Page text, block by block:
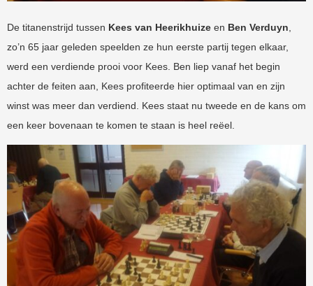
De titanenstrijd tussen Kees van Heerikhuize en Ben Verduyn,
zo’n 65 jaar geleden speelden ze hun eerste partij tegen elkaar,
werd een verdiende prooi voor Kees. Ben liep vanaf het begin
achter de feiten aan, Kees profiteerde hier optimaal van en zijn
winst was meer dan verdiend. Kees staat nu tweede en de kans om
een keer bovenaan te komen te staan is heel reëel.